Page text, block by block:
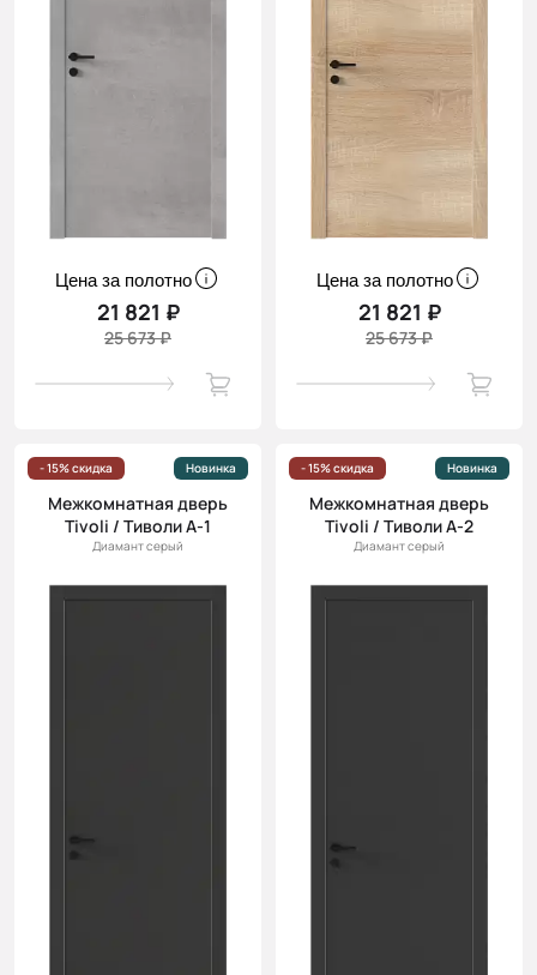
Цена за полотно
21 821 ₽
25 673 ₽
Цена за полотно
21 821 ₽
25 673 ₽
- 15% скидка Новинка
Межкомнатная дверь
Tivoli / Тиволи А-1
Диамант серый
- 15% скидка Новинка
Межкомнатная дверь
Tivoli / Тиволи А-2
Диамант серый